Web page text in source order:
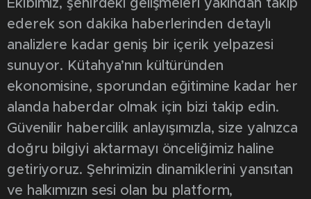
Ekibimiz, şehirdeki gelişmeleri yakından takip
ederek son dakika haberlerinden detaylı
analizlere kadar geniş bir içerik yelpazesi
sunuyor. Kütahya’nın kültüründen
ekonomisine, sporundan eğitimine kadar her
alanda haberdar olmak için bizi takip edin.
Güvenilir habercilik anlayışımızla, size yalnızca
doğru bilgiyi aktarmayı önceliğimiz haline
getiriyoruz. Şehrimizin dinamiklerini yansıtan
ve halkımızın sesi olan bu platform,